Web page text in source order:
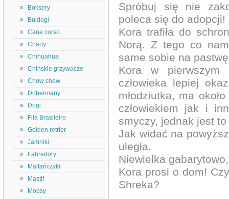
Boksery
Buldogi
Cane corso
Charty
Chihuahua
Chińskie grzywacze
Chow chow
Dobermany
Dogi
Fila Brasileiro
Golden retrier
Jamniki
Labradory
Maltańczyki
Mastif
Mopsy
Spróbuj się nie
poleca się do adopcji!
Kora trafiła do
Norą. Z tego co
same sobie na
Kora w pierwszym
człowieka lepiej
młodziutka, ma
człowiekiem jak i
smyczy, jednak jest
Jak widać na
uległa.
Niewielka
Kora prosi o dom!
Shreka?